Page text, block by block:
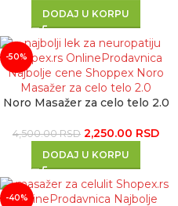
DODAJ U KORPU
-50%
Noro Masažer za celo telo 2.0
4,500.00RSD 2,250.00 RSD
DODAJ U KORPU
-40%